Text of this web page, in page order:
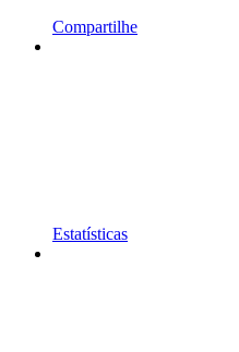
Compartilhe
Estatísticas